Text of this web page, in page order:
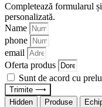
Completează formularul
personalizată.
Name
phone
email
Oferta produs
Sunt de acord cu
Trimite ⟶
Hidden
Produse